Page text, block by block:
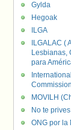
Gylda
Hegoak
ILGA
ILGALAC (
Lesbianas,
para
MOVILH
No te
ONG por la